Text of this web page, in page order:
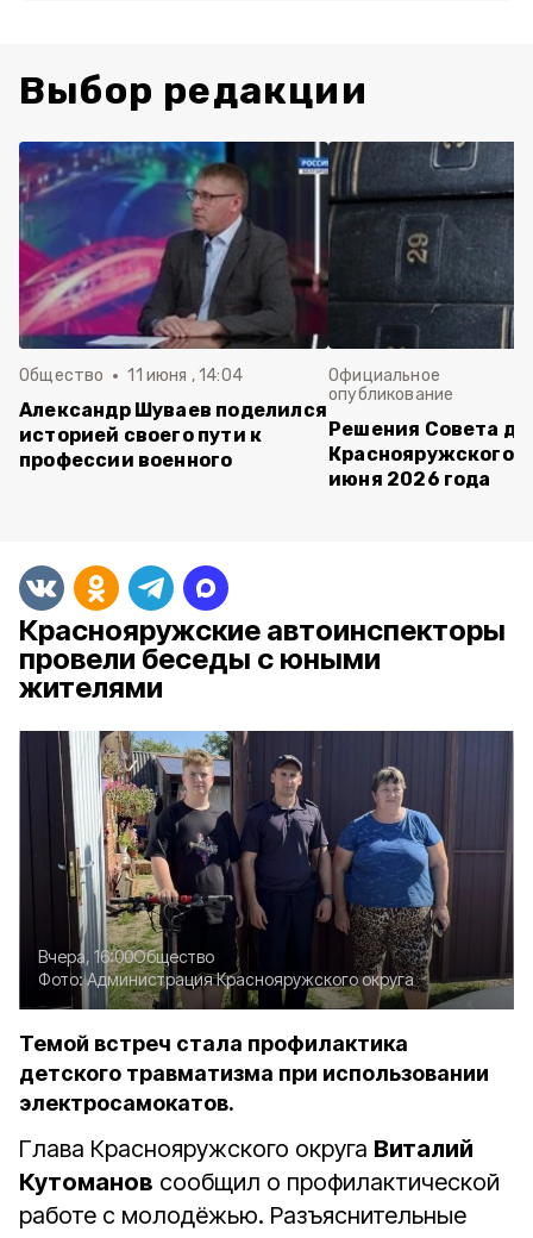
Выбор редакции
Общество 11 июня , 14:04
Александр Шуваев поделился
историей своего пути к
профессии военного
Официальное
опубликование
Решения Совета
Краснояружского
июня 2026 года
Краснояружские автоинспекторы
провели беседы с юными
жителями
Вчера, 16:00Общество
Фото:Администрация Краснояружского округа
Темой встреч стала профилактика
детского травматизма при использовании
электросамокатов.
Глава Краснояружского округа Виталий
Кутоманов сообщил о профилактической
работе с молодёжью. Разъяснительные